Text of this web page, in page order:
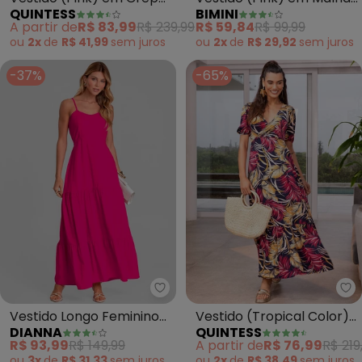
Plano
QUINTESS
A partir deR$ 83,99R$ 239,99
ou 2x de R$ 41,99 sem juros
de Algodão
BIMINI
R$ 59,84R$ 99,99
ou 2x de R$ 29,92 sem juros
-37%
Dianna - Vestido Longo
Vestido Longo Feminino
de Alça em Viscose
(Rosa)
DIANNA
R$ 93,99R$ 149,99
-65%
Vestido (Tropical Color)
em Malha de Viscose
QUINTESS
A partir deR$ 76,99R$